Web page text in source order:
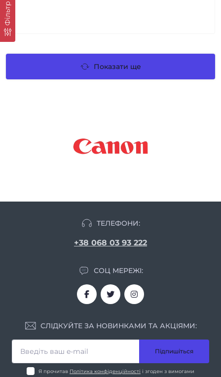
Фільтр
Показати ще
ТЕЛЕФОНИ:
+38 068 03 93 222
СОЦ МЕРЕЖІ:
СЛІДКУЙТЕ ЗА НОВИНКАМИ ТА АКЦІЯМИ:
Підпишіться
Я прочитав Політика конфіденційності і згоден з вимогами